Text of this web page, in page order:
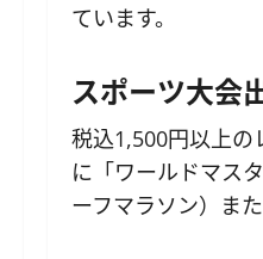
ています。
スポーツ大会
税込1,500円以上の
に「ワールドマス
ーフマラソン）また